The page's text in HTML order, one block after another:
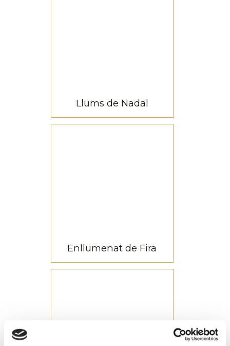
Llums de Nadal
Enllumenat de Fira